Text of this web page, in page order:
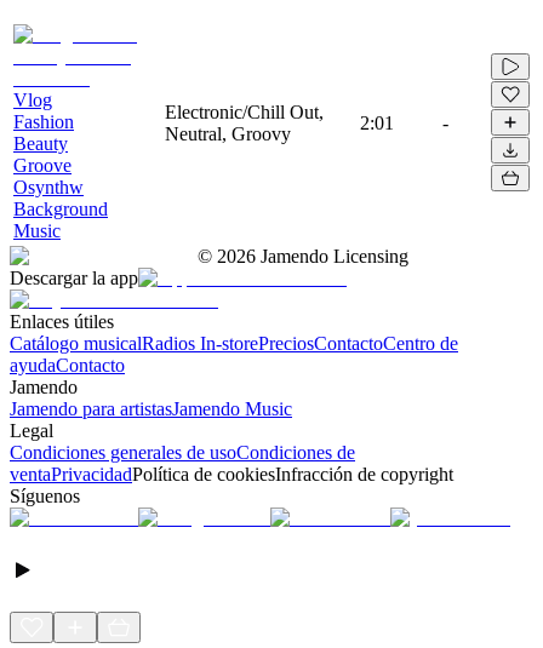
Vlog
Fashion
Beauty
Groove
Osynthw
Background
Music
Electronic/Chill Out,
Neutral, Groovy
2:01 -
© 2026 Jamendo Licensing
Descargar la app
Enlaces útiles
Catálogo musicalRadios In-storePreciosContactoCentro de
ayudaContacto
Jamendo
Jamendo para artistasJamendo Music
Legal
Condiciones generales de usoCondiciones de
ventaPrivacidadPolítica de cookiesInfracción de copyright
Síguenos